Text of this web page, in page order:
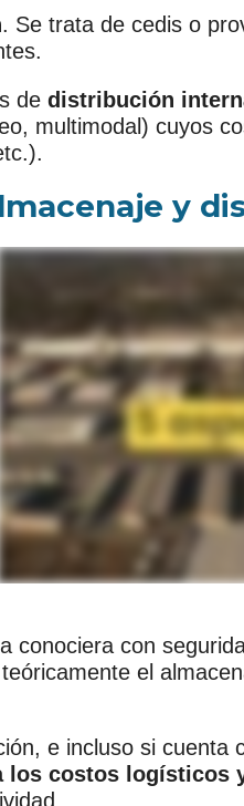
. Se trata de cedis o
de distribución
multimodal) cuyos
y
conociera con
el
e incluso si
los costos logísticos